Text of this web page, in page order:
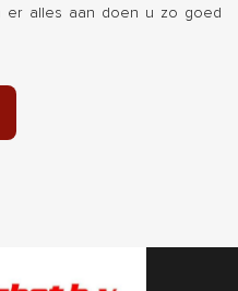
er alles aan doen u zo goed